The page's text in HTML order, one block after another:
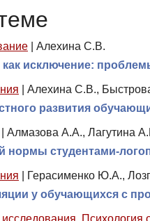
Алехина С.В.
исключение:
Алехина С.В.,
развития
Алмазова А.А., Лагутина
нормы студентами-
Герасименко Ю.А.,
у обучающихся с